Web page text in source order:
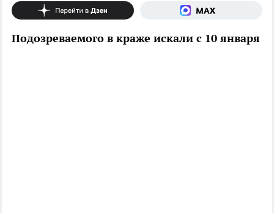
Подозреваемого в краже искали с 10 января